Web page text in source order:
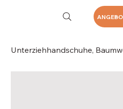
Unterziehhandschuhe,